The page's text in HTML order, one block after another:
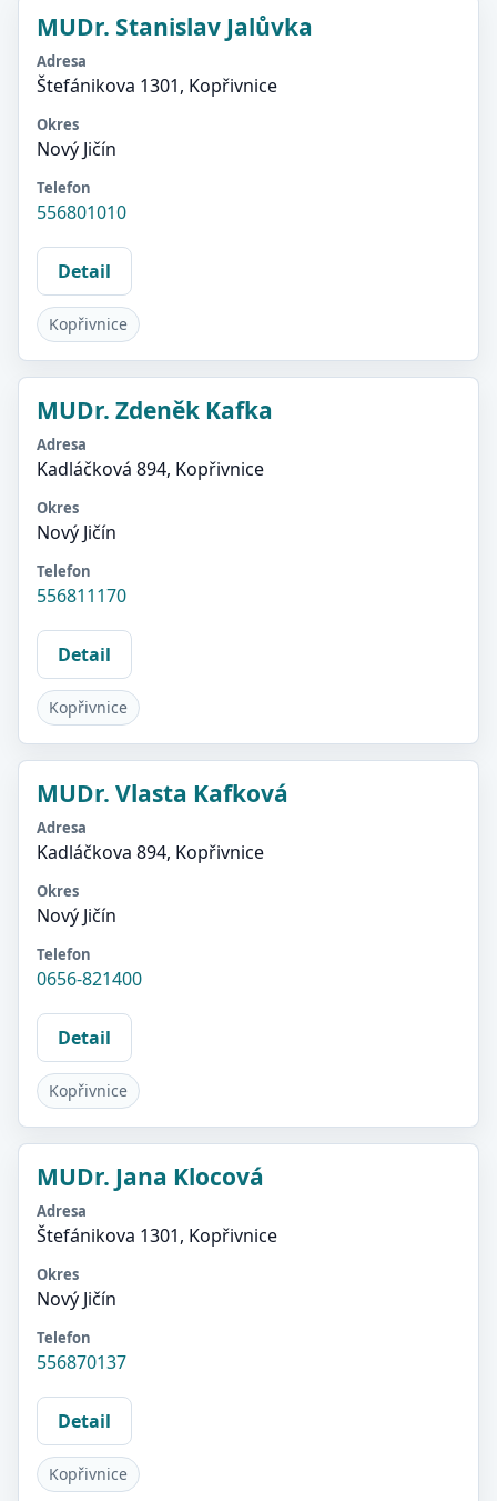
MUDr. Stanislav Jalůvka
Adresa
Štefánikova 1301, Kopřivnice
Okres
Nový Jičín
Telefon
556801010
Detail
Kopřivnice
MUDr. Zdeněk Kafka
Adresa
Kadláčková 894, Kopřivnice
Okres
Nový Jičín
Telefon
556811170
Detail
Kopřivnice
MUDr. Vlasta Kafková
Adresa
Kadláčkova 894, Kopřivnice
Okres
Nový Jičín
Telefon
0656-821400
Detail
Kopřivnice
MUDr. Jana Klocová
Adresa
Štefánikova 1301, Kopřivnice
Okres
Nový Jičín
Telefon
556870137
Detail
Kopřivnice